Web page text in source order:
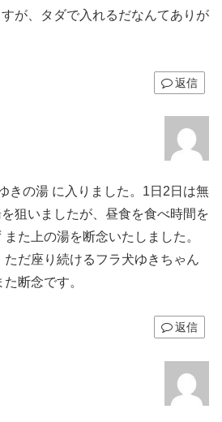
が、タダで入れるだなんてありが
返信
きの湯 に入りました。1日2日は無
狙いましたが、昼食を食べ時間を
た上の湯を断念いたしました。
だ座り続けるフラ犬ゆきちゃん
断念です。
返信